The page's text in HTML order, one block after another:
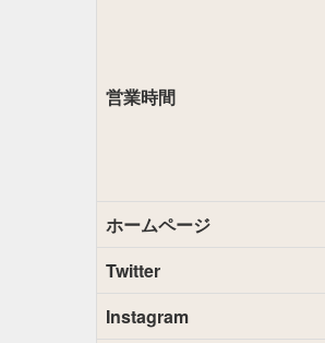
営業時間
ホームページ
Twitter
Instagram